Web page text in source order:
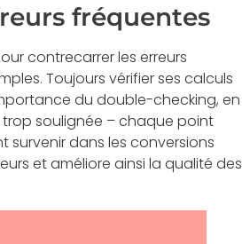
fréquentes
contrecarrer les erreurs
Toujours vérifier ses calculs
du double-checking, en
soulignée – chaque point
survenir dans les conversions
et améliore ainsi la qualité des